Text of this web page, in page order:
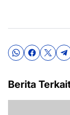
Berita